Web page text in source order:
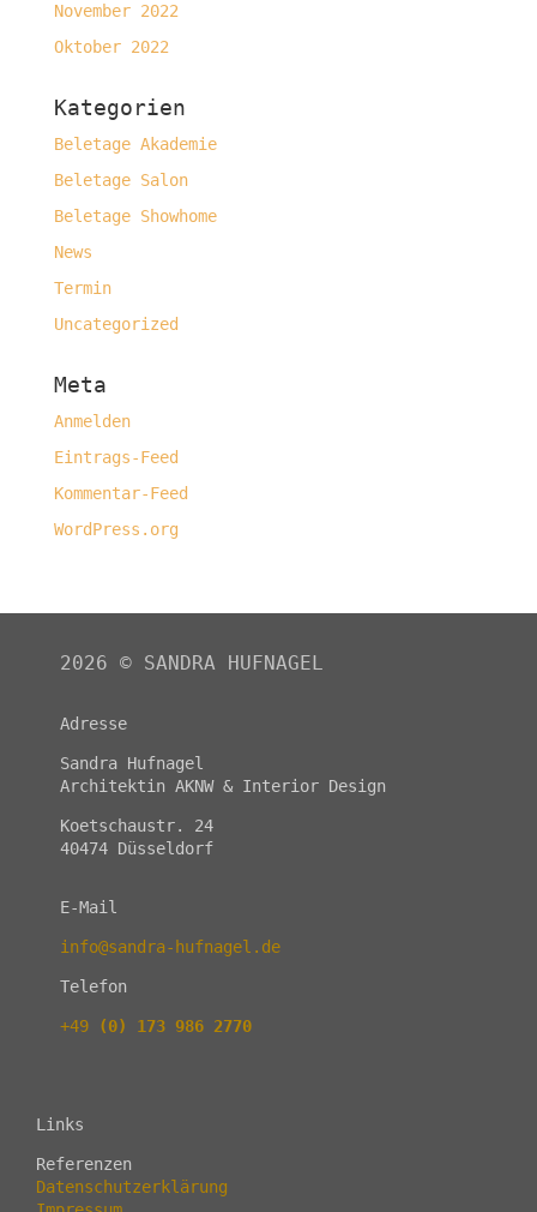
November 2022
Oktober 2022
Kategorien
Beletage Akademie
Beletage Salon
Beletage Showhome
News
Termin
Uncategorized
Meta
Anmelden
Eintrags-Feed
Kommentar-Feed
WordPress.org
2026 © SANDRA HUFNAGEL
Adresse
Sandra Hufnagel
Architektin AKNW & Interior Design
Koetschaustr. 24
40474 Düsseldorf
E-Mail
info@sandra-hufnagel.de
Telefon
+49 (0) 173 986 2770
Links
Referenzen
Datenschutzerklärung